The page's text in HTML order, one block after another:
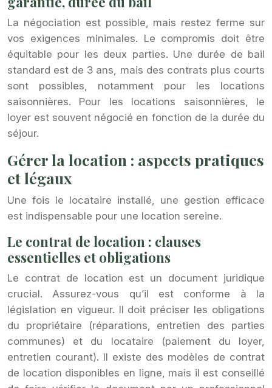
La négociation est possible, mais restez ferme sur
vos exigences minimales. Le compromis doit être
équitable pour les deux parties. Une durée de bail
standard est de 3 ans, mais des contrats plus courts
sont possibles, notamment pour les locations
saisonnières. Pour les locations saisonnières, le
loyer est souvent négocié en fonction de la durée du
séjour.
Gérer la location : aspects pratiques
et légaux
Une fois le locataire installé, une gestion efficace
est indispensable pour une location sereine.
Le contrat de location : clauses
essentielles et obligations
Le contrat de location est un document juridique
crucial. Assurez-vous qu’il est conforme à la
législation en vigueur. Il doit préciser les obligations
du propriétaire (réparations, entretien des parties
communes) et du locataire (paiement du loyer,
entretien courant). Il existe des modèles de contrat
de location disponibles en ligne, mais il est conseillé